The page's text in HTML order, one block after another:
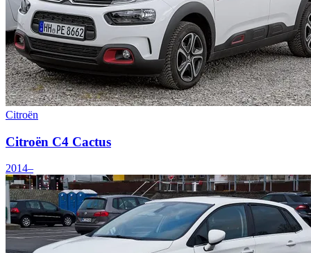
Citroën
Citroën C4 Cactus
2014–